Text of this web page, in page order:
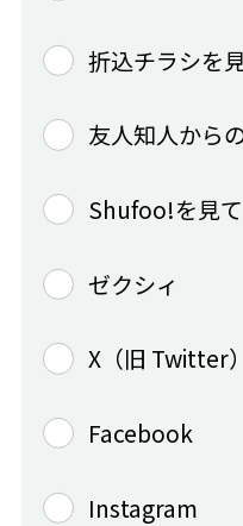
折込チラシを
友人知人から
Shufoo!を見て
ゼクシィ
X（旧 Twitter）
Facebook
Instagram